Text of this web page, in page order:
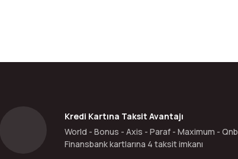
Kredi Kartına Taksit Avantajı
World - Bonus - Axis - Paraf - Maximum - Qnb
Finansbank kartlarına 4 taksit imkanı